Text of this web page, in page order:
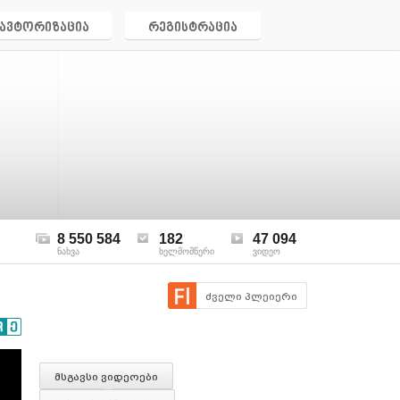
ავტორიზაცია რეგისტრაცია
8 550 584
ნახვა
182
ხელმომწერი
47 094
ვიდეო
ძველი პლეიერი
მსგავსი ვიდეოები